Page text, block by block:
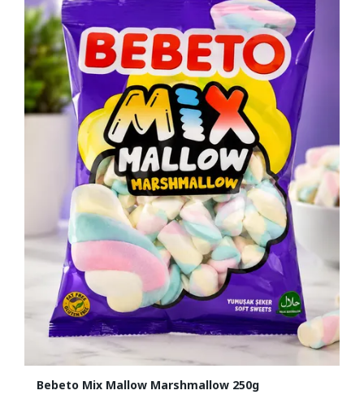
Bebeto Mix Mallow Marshmallow 250g